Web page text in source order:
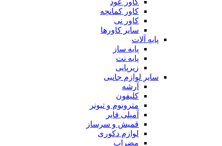
کاور کمانچه
کاور نی
سایر کاورها
پایه آلات
پایه ساز
پایه نت
زیرپایی
سایر لوازم جانبی
آرشه
کلیفون
مترونوم و تیونر
آمپلی فایر
قمیش و سرساز
لوازم دکوری
مضراب